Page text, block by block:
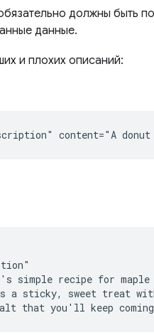
должны быть
данные.
и плохих описаний:
content="A
simple recipe for maple
a sticky, sweet treat
that you'll keep